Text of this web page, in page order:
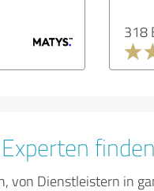
318
von Dienstleistern in